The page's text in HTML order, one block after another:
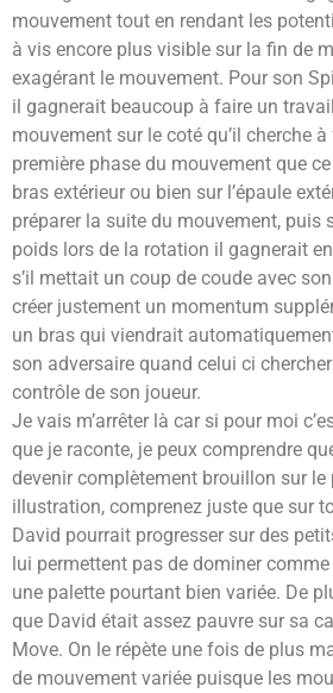
mouvement tout en rendant les
à vis encore plus visible sur la fin de
exagérant le mouvement. Pour son
il gagnerait beaucoup à faire un
mouvement sur le coté qu’il cherche
première phase du mouvement que
bras extérieur ou bien sur l’épaule
préparer la suite du mouvement, puis
poids lors de la rotation il gagnerait
s’il mettait un coup de coude avec
créer justement un momentum
un bras qui viendrait
son adversaire quand celui ci
contrôle de son joueur.
Je vais m’arrêter là car si pour moi
que je raconte, je peux comprendre
devenir complètement brouillon sur le
illustration, comprenez juste que sur
David pourrait progresser sur des
lui permettent pas de dominer
une palette pourtant bien variée. De
que David était assez pauvre sur sa
Move. On le répète une fois de plus
de mouvement variée puisque les